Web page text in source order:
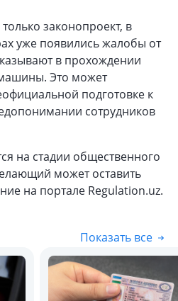
законопроект, в
уже появились жалобы от
в прохождении
Это может
подготовке к
сотрудников
на стадии общественного
может оставить
на портале Regulation.uz.
Показать все